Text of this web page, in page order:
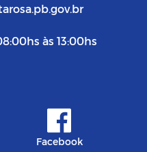
às 13:00hs
Facebook